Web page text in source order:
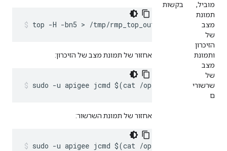
מוביל,
תמונת
מצב
של
הזיכרון
ותמונת
מצב
של
שרשורי
ם
בקשות
top -H -bn5 > /tmp/rmp_top_output_$(hostname)-
אחזור של תמונת מצב של הזיכרון:
sudo -u apigee jcmd $(cat /opt/apigee/var/run/
אחזור של תמונת השרשור:
sudo -u apigee jcmd $(cat /opt/apigee/var/run/